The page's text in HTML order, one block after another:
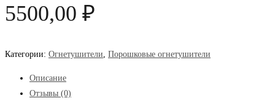
5500,00 ₽
Категории: Огнетушители Порошковые огнетушители
Описание
Отзывы (0)